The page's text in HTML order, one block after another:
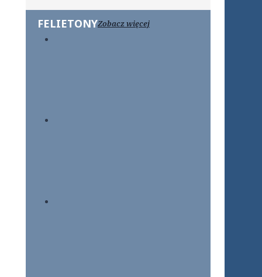
FELIETONYZobacz więcej